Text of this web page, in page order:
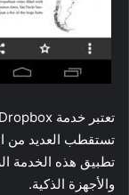
تستقطب العديد من
تطبيق هذه الخدمة
والأجهزة الذكية.